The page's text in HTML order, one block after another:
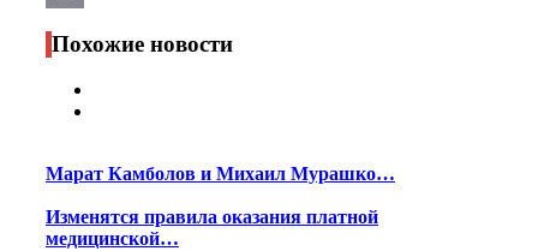
Print
Похожие новости
Марат Камболов и Михаил Мурашко…
Изменятся правила оказания платной
медицинской…